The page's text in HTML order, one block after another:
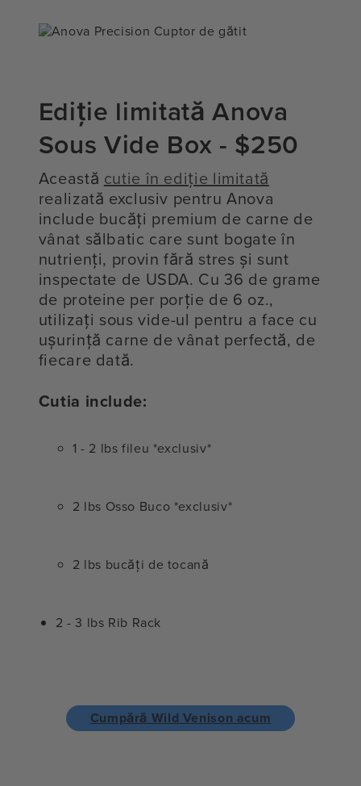
Ediție limitată Anova
Sous Vide Box - $250
Această cutie în ediție limitată
realizată exclusiv pentru Anova
include bucăți premium de carne de
vânat sălbatic care sunt bogate în
nutrienți, provin fără stres și sunt
inspectate de USDA. Cu 36 de grame
de proteine per porție de 6 oz.,
utilizați sous vide-ul pentru a face cu
ușurință carne de vânat perfectă, de
fiecare dată.
Cutia include:
1 - 2 lbs fileu *exclusiv*
2 lbs Osso Buco *exclusiv*
2 lbs bucăți de tocană
2 - 3 lbs Rib Rack
Cumpără Wild Venison acum